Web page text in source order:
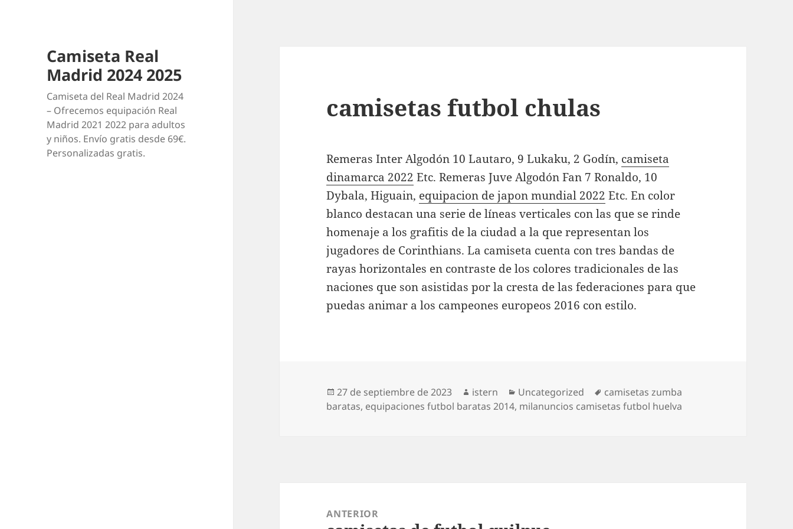
Camiseta Real
Madrid 2024 2025
Camiseta del Real Madrid 2024
– Ofrecemos equipación Real
Madrid 2021 2022 para adultos
y niños. Envío gratis desde 69€.
Personalizadas gratis.
camisetas futbol chulas
Remeras Inter Algodón 10 Lautaro, 9 Lukaku, 2 Godín, camiseta
dinamarca 2022 Etc. Remeras Juve Algodón Fan 7 Ronaldo, 10
Dybala, Higuain, equipacion de japon mundial 2022 Etc. En color
blanco destacan una serie de líneas verticales con las que se rinde
homenaje a los grafitis de la ciudad a la que representan los
jugadores de Corinthians. La camiseta cuenta con tres bandas de
rayas horizontales en contraste de los colores tradicionales de las
naciones que son asistidas por la cresta de las federaciones para que
puedas animar a los campeones europeos 2016 con estilo.
Publicado
el
27 de septiembre de 2023 Autor
istern Categorías
Uncategorized Etiquetas
camisetas zumba
baratas, equipaciones futbol baratas 2014, milanuncios camisetas futbol huelva
ANTERIOR